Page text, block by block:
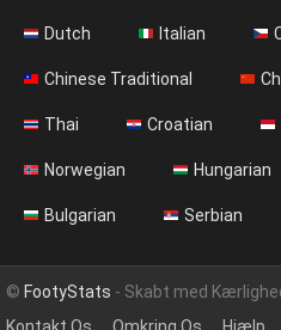
Dutch Italian
Chinese Traditional
Thai Croatian
Norwegian Hungarian
Bulgarian Serbian
© FootyStats - Skabt med